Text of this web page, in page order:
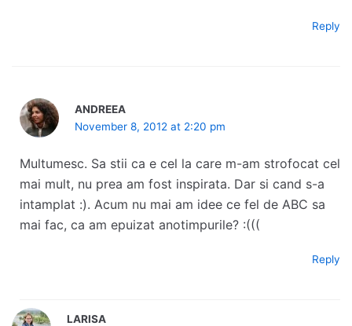
Reply
ANDREEA
November 8, 2012 at 2:20 pm
Multumesc. Sa stii ca e cel la care m-am strofocat cel
mai mult, nu prea am fost inspirata. Dar si cand s-a
intamplat :). Acum nu mai am idee ce fel de ABC sa
mai fac, ca am epuizat anotimpurile? :(((
Reply
LARISA